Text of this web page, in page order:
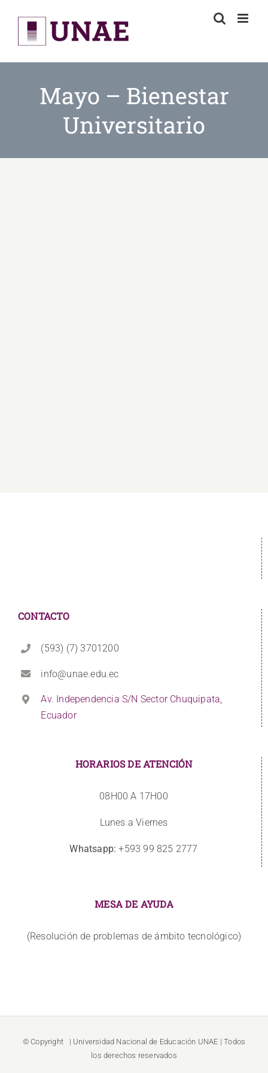
content
Mayo – Bienestar
Universitario
CONTACTO
(593) (7) 3701200
info@unae.edu.ec
Av. Independencia S/N Sector Chuquipata,
Ecuador
HORARIOS DE ATENCIÓN
08H00 A 17H00
Lunes a Viernes
Whatsapp: +593 99 825 2777
MESA DE AYUDA
(Resolución de problemas de ámbito tecnológico)
© Copyright | Universidad Nacional de Educación UNAE | Todos
los derechos reservados